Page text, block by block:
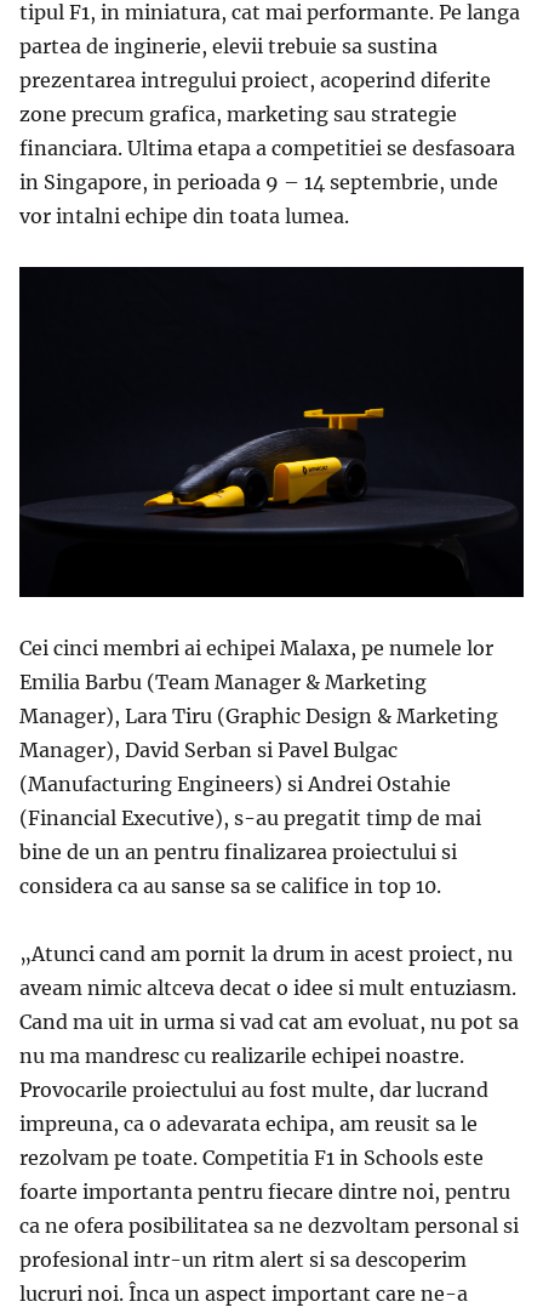
tipul F1, in miniatura, cat mai performante. Pe langa
partea de inginerie, elevii trebuie sa sustina
prezentarea intregului proiect, acoperind diferite
zone precum grafica, marketing sau strategie
financiara. Ultima etapa a competitiei se desfasoara
in Singapore, in perioada 9 – 14 septembrie, unde
vor intalni echipe din toata lumea.
Cei cinci membri ai echipei Malaxa, pe numele lor
Emilia Barbu (Team Manager & Marketing
Manager), Lara Tiru (Graphic Design & Marketing
Manager), David Serban si Pavel Bulgac
(Manufacturing Engineers) si Andrei Ostahie
(Financial Executive), s-au pregatit timp de mai
bine de un an pentru finalizarea proiectului si
considera ca au sanse sa se califice in top 10.
„Atunci cand am pornit la drum in acest proiect, nu
aveam nimic altceva decat o idee si mult entuziasm.
Cand ma uit in urma si vad cat am evoluat, nu pot sa
nu ma mandresc cu realizarile echipei noastre.
Provocarile proiectului au fost multe, dar lucrand
impreuna, ca o adevarata echipa, am reusit sa le
rezolvam pe toate. Competitia F1 in Schools este
foarte importanta pentru fiecare dintre noi, pentru
ca ne ofera posibilitatea sa ne dezvoltam personal si
profesional intr-un ritm alert si sa descoperim
lucruri noi. Înca un aspect important care ne-a